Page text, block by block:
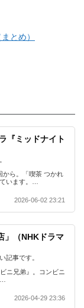
とめ）
『ミッドナイト
から。「喫茶 つかれ
います。…
2026-06-02 23:21
」（NHKドラマ
記事です。
ニ兄弟』。コンビニ
2026-04-29 23:36